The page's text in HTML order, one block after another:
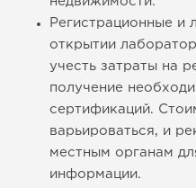
Регистрационные и
открытии
учесть затраты на
получение
сертификаций.
варьироваться, и
местным органам
информации.